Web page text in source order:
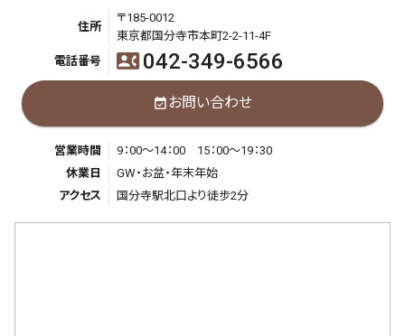
住所
〒185-0012
東京都国分寺市本町2-2-11-4F
電話番号
contact_phone 042-349-6566
event_availableお問い合わせ
営業時間
9：00～14：00 15：00～19：30
休業日
GW・お盆・年末年始
アクセス
国分寺駅北口より徒步2分